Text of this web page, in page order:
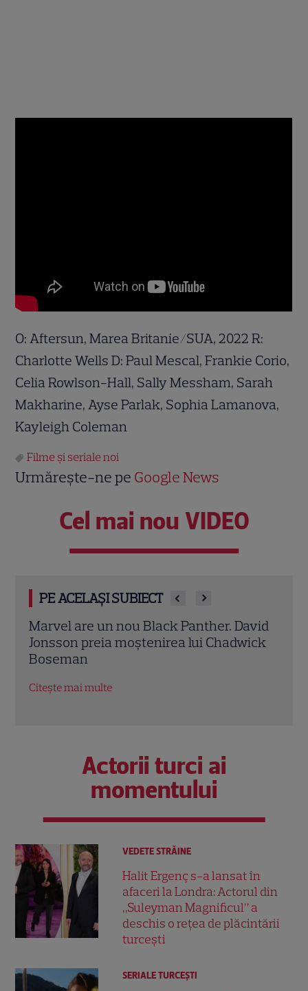
O: Aftersun, Marea Britanie/SUA, 2022 R:
Charlotte Wells D: Paul Mescal, Frankie Corio,
Celia Rowlson-Hall, Sally Messham, Sarah
Makharine, Ayse Parlak, Sophia Lamanova,
Kayleigh Coleman
Filme și seriale noi
Urmărește-ne pe Google News
Cel mai nou VIDEO
PE ACELAȘI SUBIECT
Ryan Gosling este noul Ghost Rider din
Universul Marvel. Anunțul făcut la
Comic-Con i-a entuziasmat pe fani
Citește mai multe
Actorii turci ai
momentului
VEDETE STRĂINE
Halit Ergenç s-a lansat în
afaceri la Londra: Actorul din
„Suleyman Magnificul” a
deschis o rețea de plăcintării
turcești
SERIALE TURCEŞTI